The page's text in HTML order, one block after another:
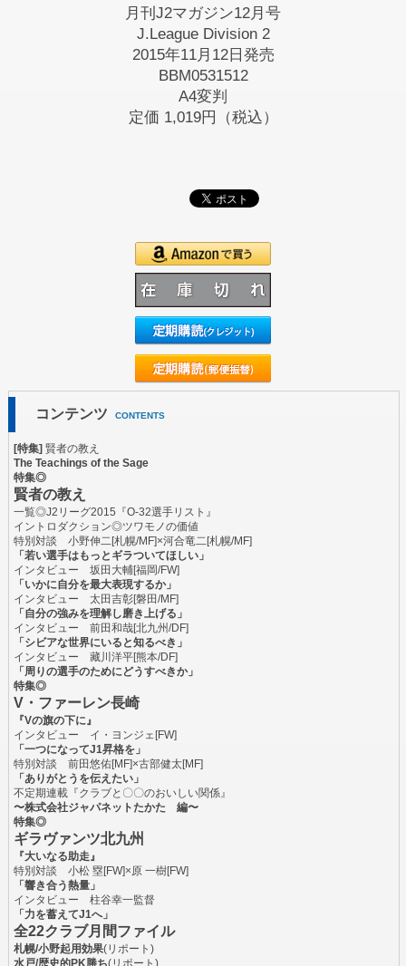
月刊J2マガジン12月号
J.League Division 2
2015年11月12日発売
BBM0531512
A4変判
定価 1,019円（税込）
コンテンツ CONTENTS
[特集] 賢者の教え
The Teachings of the Sage
特集◎
賢者の教え
一覧◎J2リーグ2015『O-32選手リスト』
イントロダクション◎ツワモノの価値
特別対談 小野伸二[札幌/MF]×河合竜二[札幌/MF]
「若い選手はもっとギラついてほしい」
インタビュー 坂田大輔[福岡/FW]
「いかに自分を最大表現するか」
インタビュー 太田吉彰[磐田/MF]
「自分の強みを理解し磨き上げる」
インタビュー 前田和哉[北九州/DF]
「シビアな世界にいると知るべき」
インタビュー 藏川洋平[熊本/DF]
「周りの選手のためにどうすべきか」
特集◎
V・ファーレン長崎
『Vの旗の下に』
インタビュー イ・ヨンジェ[FW]
「一つになってJ1昇格を」
特別対談 前田悠佑[MF]×古部健太[MF]
「ありがとうを伝えたい」
不定期連載『クラブと〇〇のおいしい関係』
〜株式会社ジャパネットたかた 編〜
特集◎
ギラヴァンツ北九州
『大いなる助走』
特別対談 小松 塁[FW]× 原 一樹[FW]
「響き合う熱量」
インタビュー 柱谷幸一監督
「力を蓄えてJ1へ」
全22クラブ月間ファイル
札幌/小野起用効果(リポート)
水戸/歴史的PK勝ち(リポート)